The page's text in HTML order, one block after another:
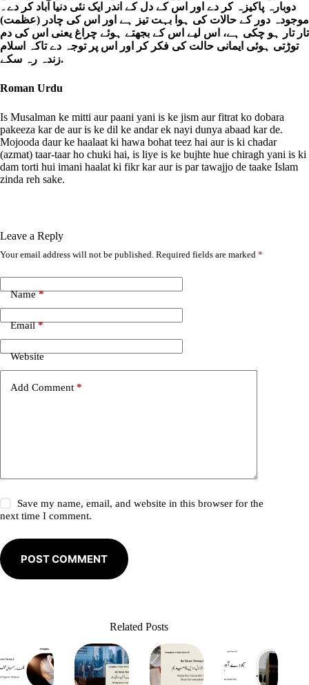
دوبارہ پاکیزہ کر دے اور اس کے دل کے اندر ایک نئی دنیا آباد کر دے۔
موجودہ دور کے حالات کی ہوا بہت تیز ہے اور اس کی چادر (عظمت)
تار تار ہو چکی ہے، اس لیے اس کے بجھتے ہوئے چراغ یعنی اس کی دم
توڑتی ہوئی ایمانی حالت کی فکر کر اور اس پر توجہ دے تاکہ اسلام
زندہ رہ سکے.
Roman Urdu
Is Musalman ke mitti aur paani yani is ke jism aur fitrat ko dobara
pakeeza kar de aur is ke dil ke andar ek nayi dunya abaad kar de.
Mojooda daur ke haalaat ki hawa bohat teez hai aur is ki chadar
(azmat) taar-taar ho chuki hai, is liye is ke bujhte hue chiragh yani is ki
dam torti hui imani haalat ki fikr kar aur is par tawajjo de taake Islam
zinda reh sake.
Leave a Reply
Your email address will not be published. Required fields are marked *
Name*
Email*
Website
Add Comment *
Save my name, email, and website in this browser for the
next time I comment.
POST COMMENT
A
t
e
t
i
Related Posts